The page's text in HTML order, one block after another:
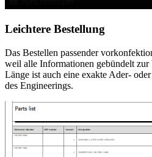
Leichtere Bestellung
Das Bestellen passender
weil alle Informationen gebündelt zur
Länge ist auch eine exakte Ader-
des Engineerings.